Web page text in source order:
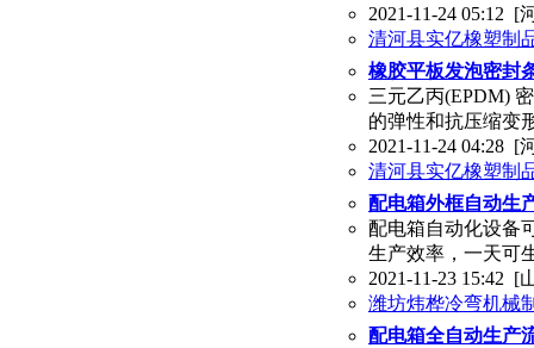
2021-11-24 05:12 [
清河县实亿橡塑制
橡胶平板发泡密封
三元乙丙(EPDM)
的弹性和抗压缩变
2021-11-24 04:28 [
清河县实亿橡塑制
配电箱外框自动生
配电箱自动化设备
生产效率，一天可
2021-11-23 15:42 [
潍坊炜桦冷弯机械
配电箱全自动生产